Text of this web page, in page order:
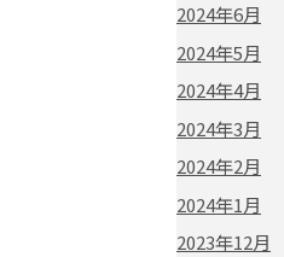
2024年6月
2024年5月
2024年4月
2024年3月
2024年2月
2024年1月
2023年12月